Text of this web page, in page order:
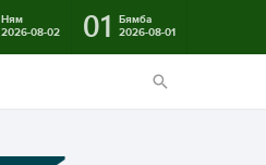
Ням
2026-08-02
01
Бямба
2026-08-01